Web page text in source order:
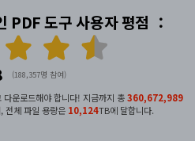
도구 사용자 평점 ：
(188,357명 참여)
운로드해야 합니다! 지금까지 총360,673,035
전체 파일 용량은 10,124TB에 달합니다.